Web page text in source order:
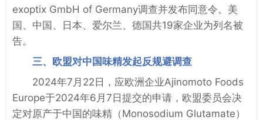
exoptix GmbH of Germany调查并发布同意令。美
国、中国、日本、爱尔兰、德国共19家企业为列名被
告。
三、欧盟对中国味精发起反规避调查
2024年7月22日，应欧洲企业Ajinomoto Foods
Europe于2024年6月7日提交的申请，欧盟委员会决
定对原产于中国的味精（Monosodium Glutamate）